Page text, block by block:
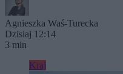
Agnieszka Waś-Turecka
Dzisiaj 12:14
3 min
Kraj